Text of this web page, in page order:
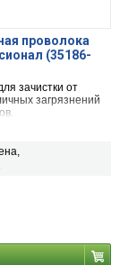
проволока
(35186-
зачистки от
загрязнений